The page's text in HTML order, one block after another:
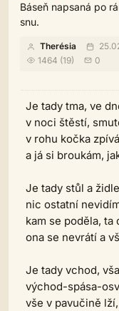
Báseň napsaná po
snu.
Therésia
1464 (19)
0
Je tady tma, ve
v noci štěstí,
v rohu kočka
a já si broukám,
Je tady stůl a
nic ostatní
kam se poděla, ta
ona se nevrátí a
Je tady vchod,
východ-spása-
vše v pavučině